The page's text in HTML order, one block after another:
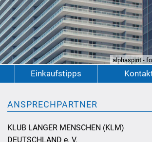
alphaspirit -
Einkaufstipps
ANSPRECHPARTNER
KLUB LANGER MENSCHEN (KLM)
DEUTSCHLAND e. V.